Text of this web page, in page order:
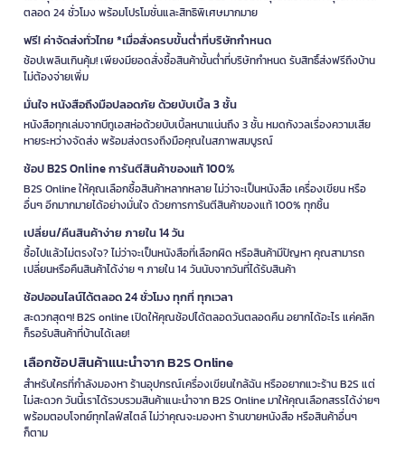
ตลอด 24 ชั่วโมง พร้อมโปรโมชั่นและสิทธิพิเศษมากมาย
ฟรี! ค่าจัดส่งทั่วไทย *เมื่อสั่งครบขั้นต่ำที่บริษัทกำหนด
ช้อปเพลินเกินคุ้ม! เพียงมียอดสั่งซื้อสินค้าขั้นต่ำที่บริษัทกำหนด รับสิทธิ์ส่งฟรีถึงบ้าน
ไม่ต้องจ่ายเพิ่ม
มั่นใจ หนังสือถึงมือปลอดภัย ด้วยบับเบิ้ล 3 ชั้น
หนังสือทุกเล่มจากบีทูเอสห่อด้วยบับเบิ้ลหนาแน่นถึง 3 ชั้น หมดกังวลเรื่องความเสีย
หายระหว่างจัดส่ง พร้อมส่งตรงถึงมือคุณในสภาพสมบูรณ์
ช้อป B2S Online การันตีสินค้าของแท้ 100%
B2S Online ให้คุณเลือกซื้อสินค้าหลากหลาย ไม่ว่าจะเป็นหนังสือ เครื่องเขียน หรือ
อื่นๆ อีกมากมายได้อย่างมั่นใจ ด้วยการการันตีสินค้าของแท้ 100% ทุกชิ้น
เปลี่ยน/คืนสินค้าง่าย ภายใน 14 วัน
ซื้อไปแล้วไม่ตรงใจ? ไม่ว่าจะเป็นหนังสือที่เลือกผิด หรือสินค้ามีปัญหา คุณสามารถ
เปลี่ยนหรือคืนสินค้าได้ง่าย ๆ ภายใน 14 วันนับจากวันที่ได้รับสินค้า
ช้อปออนไลน์ได้ตลอด 24 ชั่วโมง ทุกที่ ทุกเวลา
สะดวกสุดๆ! B2S online เปิดให้คุณช้อปได้ตลอดวันตลอดคืน อยากได้อะไร แค่คลิก
ก็รอรับสินค้าที่บ้านได้เลย!
เลือกช้อปสินค้าแนะนำจาก B2S Online
สำหรับใครที่กำลังมองหา ร้านอุปกรณ์เครื่องเขียนใกล้ฉัน หรืออยากแวะร้าน B2S แต่
ไม่สะดวก วันนี้เราได้รวบรวมสินค้าแนะนำจาก B2S Online มาให้คุณเลือกสรรได้ง่ายๆ
พร้อมตอบโจทย์ทุกไลฟ์สไตล์ ไม่ว่าคุณจะมองหา ร้านขายหนังสือ หรือสินค้าอื่นๆ
ก็ตาม